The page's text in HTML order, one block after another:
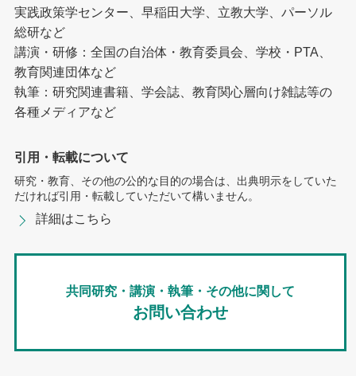
実践政策学センター、早稲田大学、立教大学、パーソル
総研など
講演・研修：全国の自治体・教育委員会、学校・PTA、
教育関連団体など
執筆：研究関連書籍、学会誌、教育関心層向け雑誌等の
各種メディアなど
引用・転載について
研究・教育、その他の公的な目的の場合は、出典明示をしていた
だければ引用・転載していただいて構いません。
詳細はこちら
共同研究・講演・執筆・その他に関して
お問い合わせ